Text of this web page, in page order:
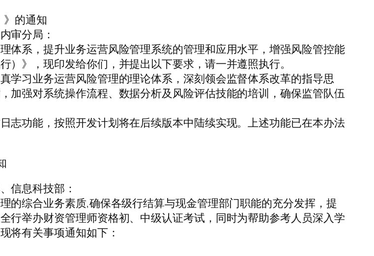
》的通知
审分局：
体系，提升业务运营风险管理系统的管理和应用水平，增强风险管控能
》，现印发给你们，并提出以下要求，请一并遵照执行。
学习业务运营风险管理的理论体系，深刻领会监督体系改革的指导思
加强对系统操作流程、数据分析及风险评估技能的培训，确保监管队伍
志功能，按照开发计划将在后续版本中陆续实现。上述功能已在本办法
信息科技部：
的综合业务素质,确保各级行结算与现金管理部门职能的充分发挥，提
行举办财资管理师资格初、中级认证考试，同时为帮助参考人员深入学
将有关事项通知如下：